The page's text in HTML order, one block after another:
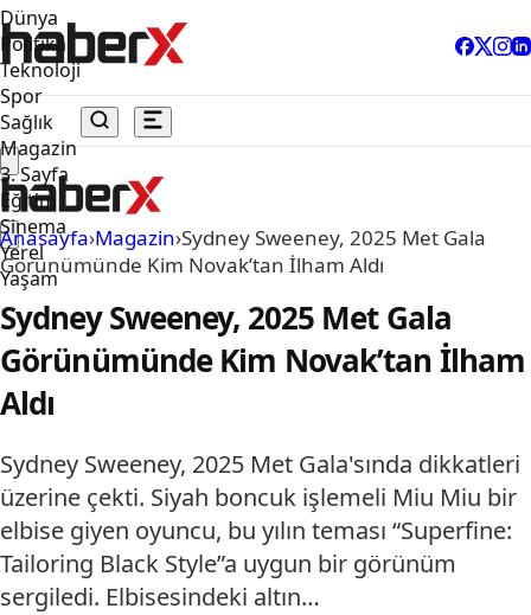
Dünya
Politika
Teknoloji
Spor
Sağlık
Magazin
3. Sayfa
Eğitim
Sinema
Yerel
Yaşam
Anasayfa›Magazin›Sydney Sweeney, 2025 Met Gala
Görünümünde Kim Novak’tan İlham Aldı
Sydney Sweeney, 2025 Met Gala
Görünümünde Kim Novak’tan İlham
Aldı
Sydney Sweeney, 2025 Met Gala'sında dikkatleri
üzerine çekti. Siyah boncuk işlemeli Miu Miu bir
elbise giyen oyuncu, bu yılın teması “Superfine:
Tailoring Black Style”a uygun bir görünüm
sergiledi. Elbisesindeki altın…